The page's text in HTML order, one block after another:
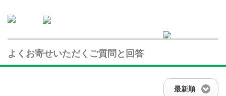
よくお寄せいただくご質問と回答
最新順